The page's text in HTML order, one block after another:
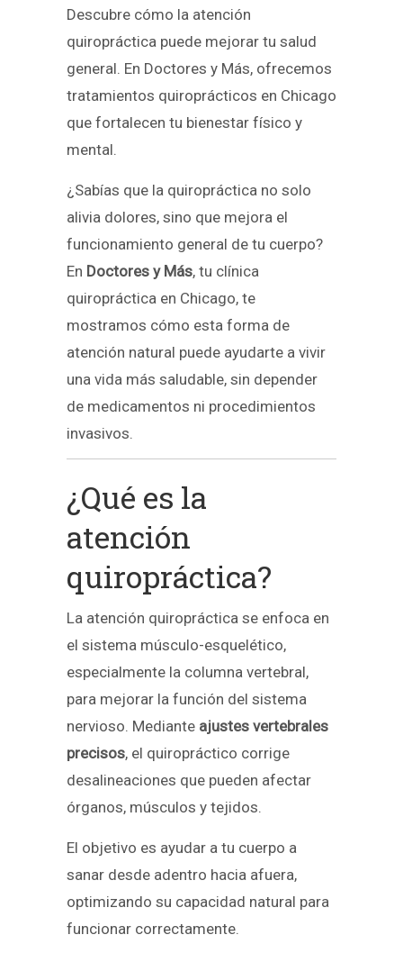
Descubre cómo la atención
quiropráctica puede mejorar tu salud
general. En Doctores y Más, ofrecemos
tratamientos quiroprácticos en Chicago
que fortalecen tu bienestar físico y
mental.
¿Sabías que la quiropráctica no solo
alivia dolores, sino que mejora el
funcionamiento general de tu cuerpo?
En Doctores y Más, tu clínica
quiropráctica en Chicago, te
mostramos cómo esta forma de
atención natural puede ayudarte a vivir
una vida más saludable, sin depender
de medicamentos ni procedimientos
invasivos.
¿Qué es la
atención
quiropráctica?
La atención quiropráctica se enfoca en
el sistema músculo-esquelético,
especialmente la columna vertebral,
para mejorar la función del sistema
nervioso. Mediante ajustes vertebrales
precisos, el quiropráctico corrige
desalineaciones que pueden afectar
órganos, músculos y tejidos.
El objetivo es ayudar a tu cuerpo a
sanar desde adentro hacia afuera,
optimizando su capacidad natural para
funcionar correctamente.